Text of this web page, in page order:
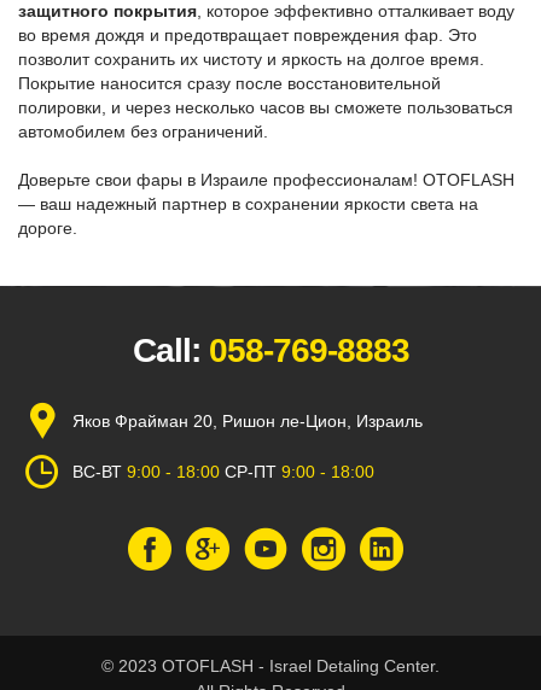
защитного покрытия , которое эффективно отталкивает воду
во время дождя и предотвращает повреждения фар. Это
позволит сохранить их чистоту и яркость на долгое время.
Покрытие наносится сразу после восстановительной
полировки, и через несколько часов вы сможете пользоваться
автомобилем без ограничений.
Доверьте свои фары в Израиле профессионалам! OTOFLASH
— ваш надежный партнер в сохранении яркости света на
дороге.
Call: 058-769-8883
Яков Фрайман 20, Ришон ле-Цион, Израиль
ВС-ВТ 9:00 - 18:00 СР-ПТ 9:00 - 18:00
© 2023 OTOFLASH - Israel Detaling Center.